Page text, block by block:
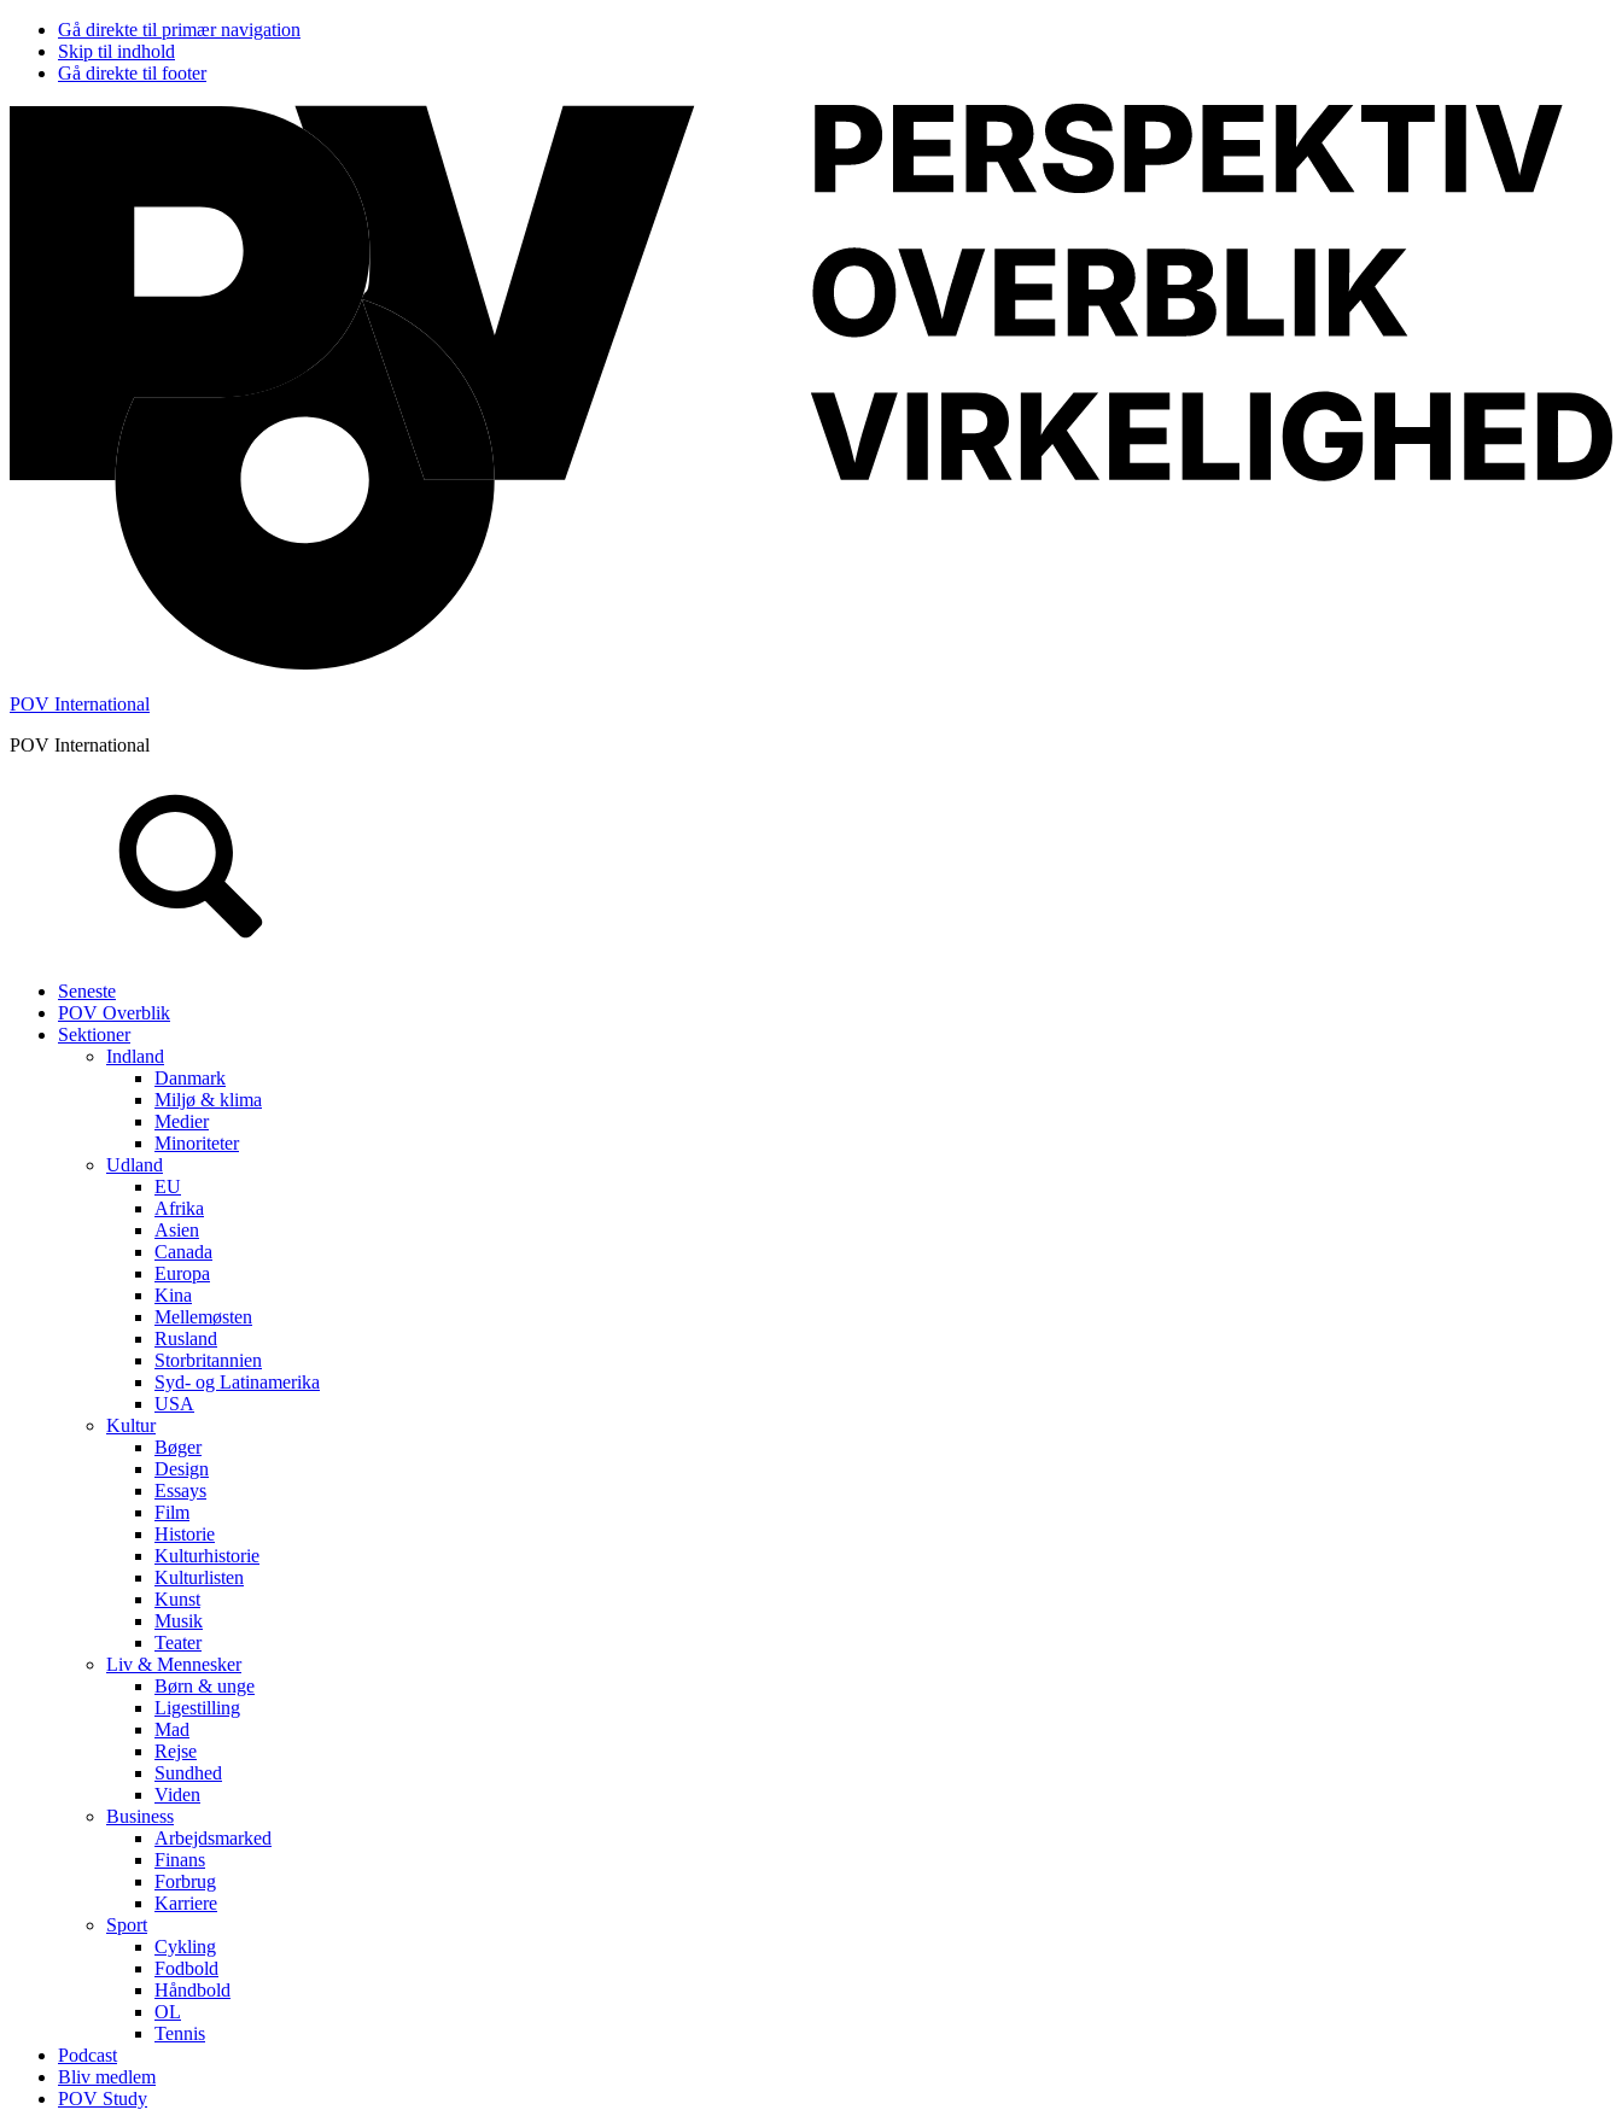
Gå direkte til primær navigation
Skip til indhold
Gå direkte til footer
POV International
POV International
Seneste
POV Overblik
Sektioner
Indland
Danmark
Miljø & klima
Medier
Minoriteter
Udland
EU
Afrika
Asien
Canada
Europa
Kina
Mellemøsten
Rusland
Storbritannien
Syd- og Latinamerika
USA
Kultur
Bøger
Design
Essays
Film
Historie
Kulturhistorie
Kulturlisten
Kunst
Musik
Teater
Liv & Mennesker
Børn & unge
Ligestilling
Mad
Rejse
Sundhed
Viden
Business
Arbejdsmarked
Finans
Forbrug
Karriere
Sport
Cykling
Fodbold
Håndbold
OL
Tennis
Podcast
Bliv medlem
POV Study